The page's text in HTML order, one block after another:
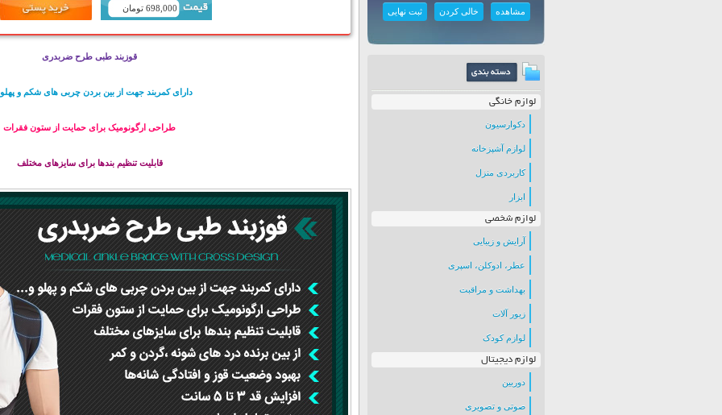
مشاهده خالی کردن ثبت نهایی
لوازم خانگی
دکوارسیون
لوازم آشپزخانه
کاربردی منزل
ابزار
لوازم شخصی
آرایش و زیبایی
عطر، ادوکلن، اسپری
بهداشت و مراقبت
زیور آلات
لوازم کودک
لوازم دیجیتال
دوربین
صوتی و تصویری
698,000 تومان
قوزبند طبی طرح ضربدری
دارای کمربند جهت از بین بردن چربی های شکم و
طراحی ارگونومیک برای حمایت از ستون فقرات
قابلیت تنظیم بندها برای سایزهای مختلف